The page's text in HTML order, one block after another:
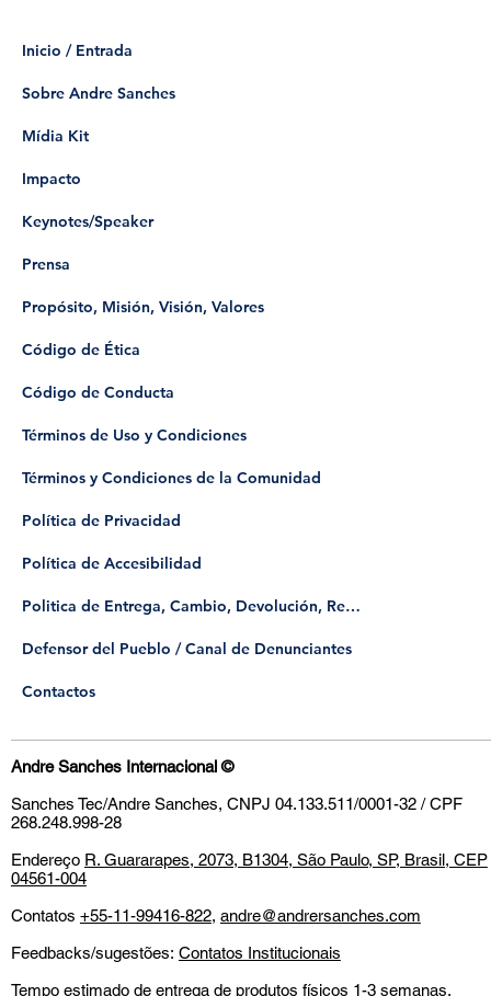
Inicio / Entrada
Sobre Andre Sanches
Mídia Kit
Impacto
Keynotes/Speaker
Prensa
Propósito, Misión, Visión, Valores
Código de Ética
Código de Conducta
Términos de Uso y Condiciones
Términos y Condiciones de la Comunidad
Política de Privacidad
Política de Accesibilidad
Politica de Entrega, Cambio, Devolución, Reembolso
​Defensor del Pueblo / Canal de Denunciantes
Contactos
Andre Sanches Internacional©
Sanches Tec/Andre Sanches, CNPJ 04.133.511/0001-32 / CPF
268.248.998-28
Endereço R. Guararapes, 2073, B1304, São Paulo, SP, Brasil, CEP
04561-004
Contatos +55-11-99416-822, andre@andrersanches.com
Feedbacks/sugestões: Contatos Institucionais
Tempo estimado de entrega de produtos físicos 1-3 semanas.